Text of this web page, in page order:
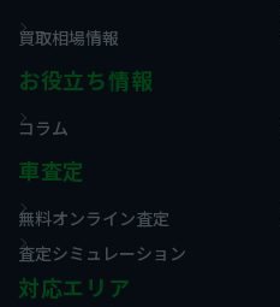
買取相場情報
お役立ち情報
コラム
車査定
無料オンライン査定
査定シミュレーション
対応エリア